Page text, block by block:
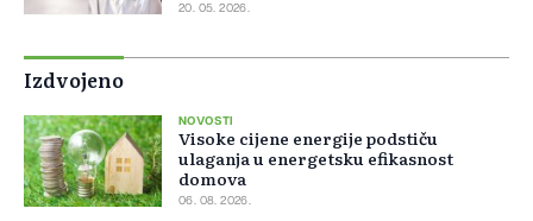
20. 05. 2026.
Izdvojeno
NOVOSTI
Visoke cijene energije podstiču
ulaganja u energetsku efikasnost
domova
06. 08. 2026.